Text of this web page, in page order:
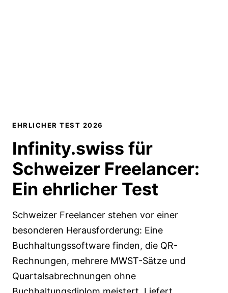
EHRLICHER TEST 2026
Infinity.swiss für
Schweizer Freelancer:
Ein ehrlicher Test
Schweizer Freelancer stehen vor einer
besonderen Herausforderung: Eine
Buchhaltungssoftware finden, die QR-
Rechnungen, mehrere MWST-Sätze und
Quartalsabrechnungen ohne